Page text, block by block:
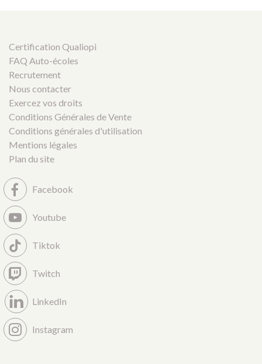
Certification Qualiopi
FAQ Auto-écoles
Recrutement
Nous contacter
Exercez vos droits
Conditions Générales de Vente
Conditions générales d'utilisation
Mentions légales
Plan du site
Facebook
Youtube
Tiktok
Twitch
LinkedIn
Instagram